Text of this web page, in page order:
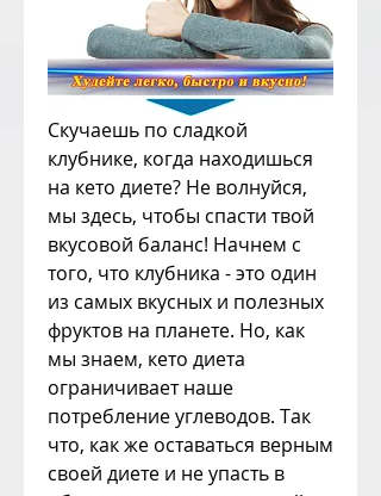
Скучаешь по сладкой
клубнике, когда находишься
на кето диете? Не волнуйся,
мы здесь, чтобы спасти твой
вкусовой баланс! Начнем с
того, что клубника - это один
из самых вкусных и полезных
фруктов на планете. Но, как
мы знаем, кето диета
ограничивает наше
потребление углеводов. Так
что, как же оставаться верным
своей диете и не упасть в